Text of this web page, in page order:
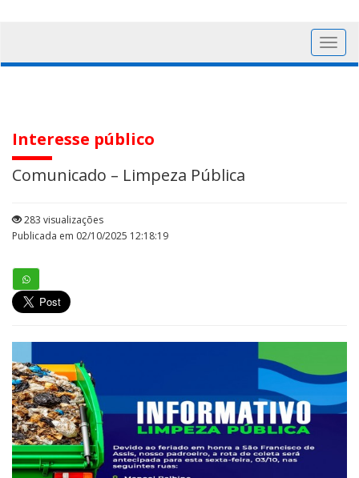
Interesse público
Comunicado – Limpeza Pública
283 visualizações
Publicada em 02/10/2025 12:18:19